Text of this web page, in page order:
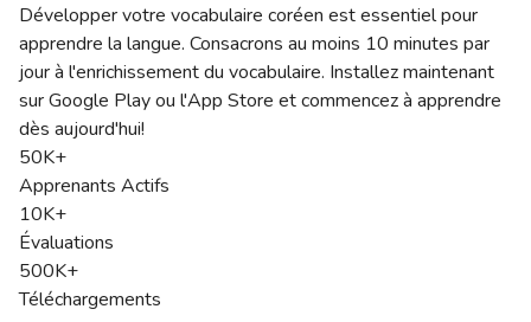
Développer votre vocabulaire coréen est essentiel pour
apprendre la langue. Consacrons au moins 10 minutes par
jour à l'enrichissement du vocabulaire. Installez maintenant
sur Google Play ou l'App Store et commencez à apprendre
dès aujourd'hui!
50K+
Apprenants Actifs
10K+
Évaluations
500K+
Téléchargements